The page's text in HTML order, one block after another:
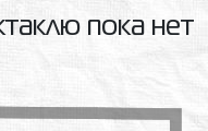
пока нет